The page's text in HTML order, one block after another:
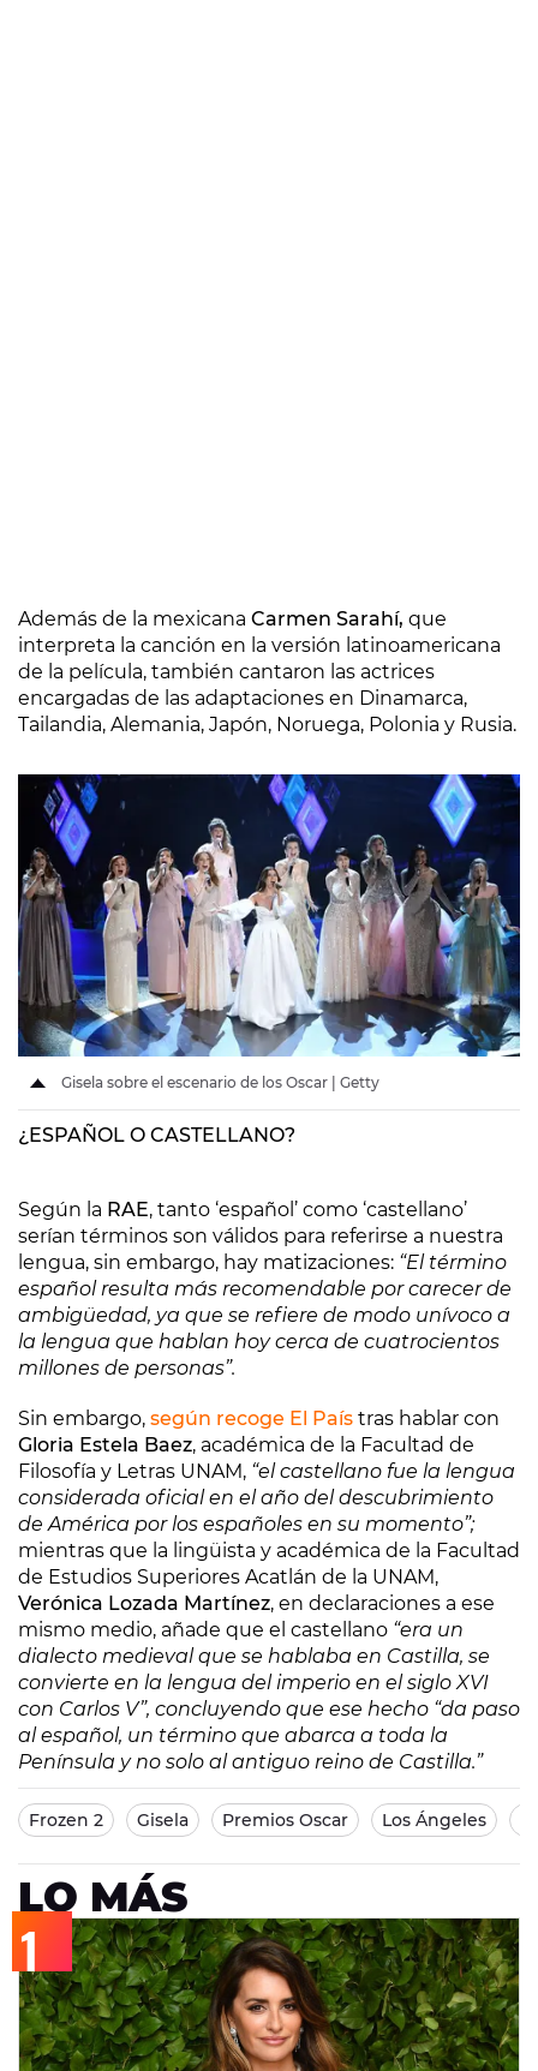
Además de la mexicana Carmen Sarahí, que
interpreta la canción en la versión latinoamericana
de la película, también cantaron las actrices
encargadas de las adaptaciones en Dinamarca,
Tailandia, Alemania, Japón, Noruega, Polonia y Rusia.
Gisela sobre el escenario de los Oscar | Getty
¿ESPAÑOL O CASTELLANO?
Según la RAE, tanto ‘español’ como ‘castellano’
serían términos son válidos para referirse a nuestra
lengua, sin embargo, hay matizaciones: “El término
español resulta más recomendable por carecer de
ambigüedad, ya que se refiere de modo unívoco a
la lengua que hablan hoy cerca de cuatrocientos
millones de personas”.
Sin embargo, según recoge El País tras hablar con
Gloria Estela Baez, académica de la Facultad de
Filosofía y Letras UNAM, “el castellano fue la lengua
considerada oficial en el año del descubrimiento
de América por los españoles en su momento”;
mientras que la lingüista y académica de la Facultad
de Estudios Superiores Acatlán de la UNAM,
Verónica Lozada Martínez, en declaraciones a ese
mismo medio, añade que el castellano “era un
dialecto medieval que se hablaba en Castilla, se
convierte en la lengua del imperio en el siglo XVI
con Carlos V”, concluyendo que ese hecho “da paso
al español, un término que abarca a toda la
Península y no solo al antiguo reino de Castilla.”
Frozen 2 Gisela Premios Oscar Los Ángeles
LO MÁS